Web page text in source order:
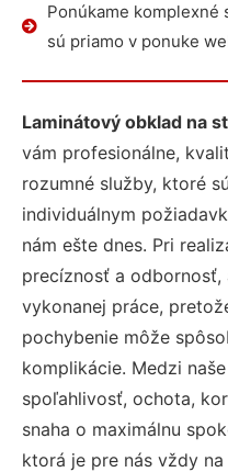
Ponúkame komplexné
sú priamo v ponuke
Laminátový obklad na
vám profesionálne,
rozumné služby, ktoré
individuálnym
nám ešte dnes. Pri
precíznosť a odbornosť,
vykonanej práce,
pochybenie môže
komplikácie. Medzi
spoľahlivosť, ochota,
snaha o maximálnu
ktorá je pre nás vždy